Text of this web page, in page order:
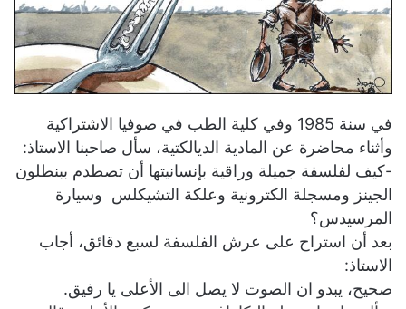
في سنة 1985 وفي كلية الطب في صوفيا الاشتراكية
وأثناء محاضرة عن المادية الديالكتية، سأل صاحبنا الاستاذ:
-كيف لفلسفة جميلة وراقية بإنسانيتها أن تصطدم ببنطلون
الجينز ومسجلة الكترونية وعلكة التشيكلس وسيارة
المرسيدس؟
بعد أن استراح على عرش الفلسفة لسبع دقائق، أجاب
الاستاذ:
صحيح، يبدو ان الصوت لا يصل الى الأعلى يا رفيق.